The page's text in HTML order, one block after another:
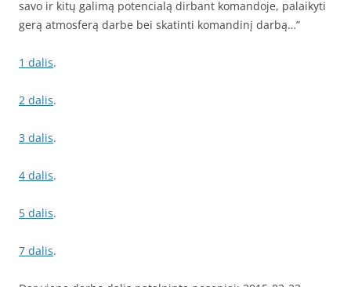
savo ir kitų galimą potencialą dirbant komandoje, palaikyti
gerą atmosferą darbe bei skatinti komandinį darbą…”
1 dalis.
2 dalis.
3 dalis.
4 dalis.
5 dalis.
7 dalis.